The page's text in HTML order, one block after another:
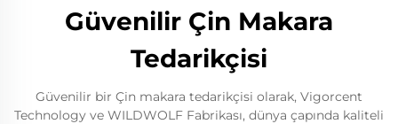
Güvenilir Çin Makara
Tedarikçisi
Güvenilir bir Çin makara tedarikçisi olarak, Vigorcent
Technology ve WILDWOLF Fabrikası, dünya çapında kaliteli